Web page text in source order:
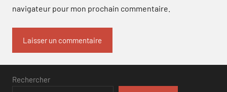
navigateur pour mon prochain commentaire.
Rechercher